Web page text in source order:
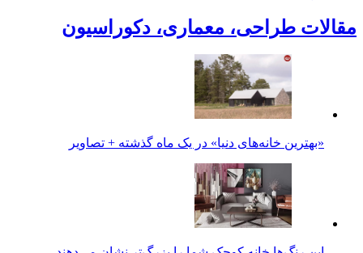
مقالات طراحی، معماری، دکوراسیون
«بهترین خانه‌های دنیا» در یک ماه گذشته + تصاویر